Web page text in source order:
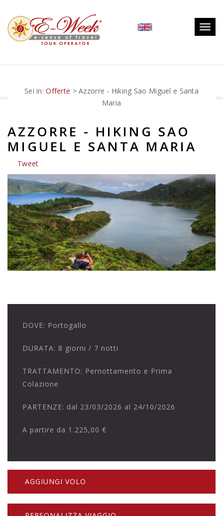
Sei in:Offerte > Azzorre - Hiking Sao Miguel e Santa
Maria
AZZORRE - HIKING SAO
MIGUEL E SANTA MARIA
Tweet
DOVE: Portogallo
DURATA: 8 giorni / 7 notti
TRATTAMENTO: Pernottamento e Prima
Colazione
PARTENZE: dal 23/03/2026 al 24/10/2026
A partire da 1.225,00 €
AGGIUNGI VOLO